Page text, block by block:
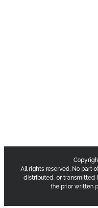
All rights reserved. No part
distributed, or transmitted
the prior written